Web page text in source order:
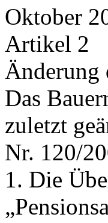
Oktober
Artikel 2
Änderung
Das
zuletzt
Nr. 120/
1. Die